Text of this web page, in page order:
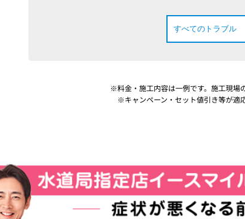
※料金・施工内容は一例です。施工現場
※キャンペーン・セット値引き等が適